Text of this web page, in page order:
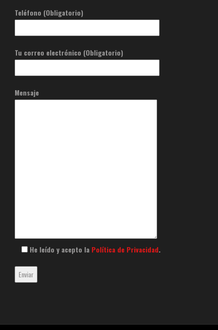
Teléfono (Obligatorio)
Tu correo electrónico (Obligatorio)
Mensaje
He leído y acepto la Política de Privacidad.